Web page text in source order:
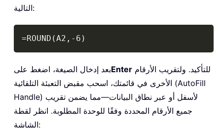
التالية:
=ROUND(A2,-6)
بعد إدخال الصيغة، اضغط علىEnter
الأخرى في قائمتك، اسحب مقبض التعبئة التلقائية (AutoFill
Handle) لأسفل أو عبر نطاق البيانات—مما يضمن تقريب
جميع الأرقام المحددة وفقًا للوحدة المطلوبة. انظر لقطة
الشاشة: